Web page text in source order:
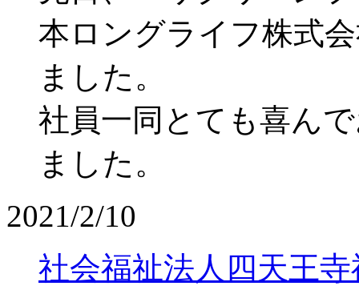
本ロングライフ株式
ました。
社員一同とても喜ん
ました。
2021/2/10
社会福祉法人四天王